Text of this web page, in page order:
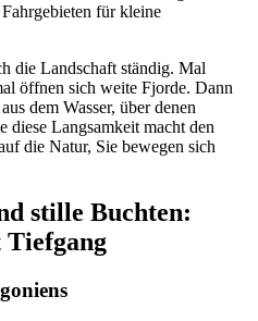
für kleine
die Landschaft ständig. Mal
öffnen sich weite Fjorde. Dann
dem Wasser, über denen
diese Langsamkeit macht den
die Natur, Sie bewegen sich
stille Buchten: